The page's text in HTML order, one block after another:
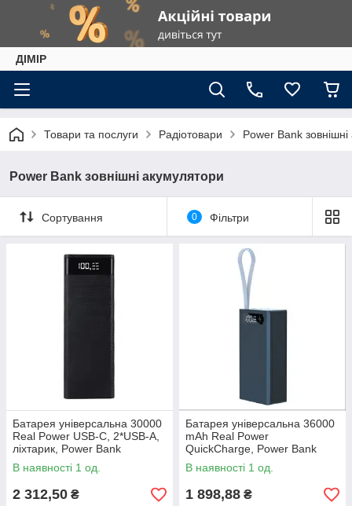
ДІМІР
Товари та послуги Радіотовари Power Bank
Power Bank зовнішні акумулятори
Сортування 0 Фільтри
Батарея універсальна 30000
Real Power USB-C, 2*USB-A,
ліхтарик, Power Bank
В наявності 1 од.
2 312,50 ₴
Батарея універсальна 36000
mAh Real Power
QuickCharge, Power Bank
В наявності 1 од.
1 898,88 ₴